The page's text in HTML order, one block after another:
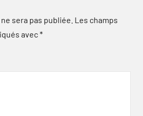
sera pas publiée. Les champs
avec*